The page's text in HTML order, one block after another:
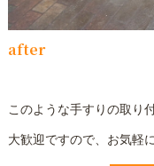
after
このような手すりの取り
大歓迎ですので、お気軽